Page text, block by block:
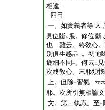
相違一
四日
一。如實義者等 文
見位斷レ麁。修位斷レ
也 難云。終敎心
別俱生惑品一。初地
麁細不同 一。何云 二
次終敎心。末耶煩
上。但除二習氣一 云云
耶。次所引無相論
文。第二執識。至 二